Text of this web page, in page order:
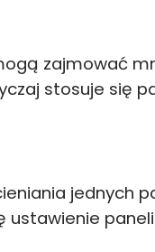
zajmować
stosuje się
jednych